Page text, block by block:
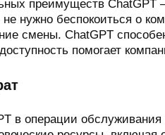
преимуществ ChatGPT
нужно беспокоиться о
смены. ChatGPT
помогает
в операции